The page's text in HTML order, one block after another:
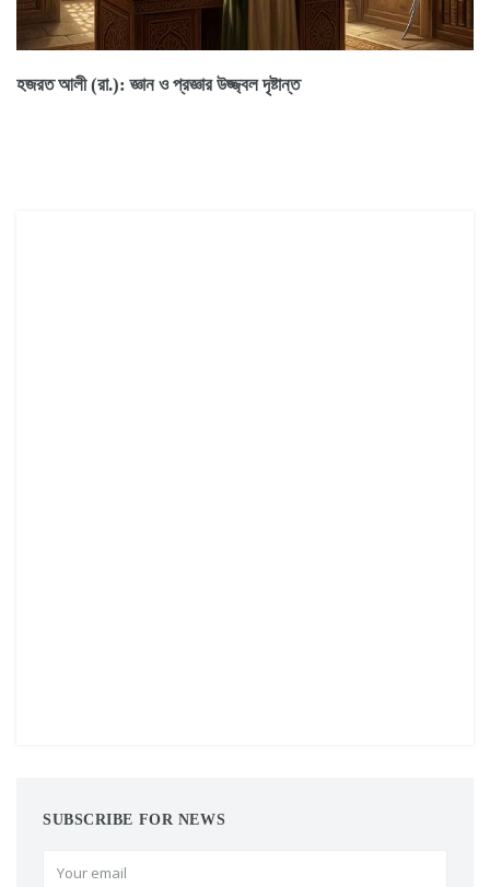
হজরত আলী (রা.): জ্ঞান ও প্রজ্ঞার উজ্জ্বল দৃষ্টান্ত
SUBSCRIBE FOR NEWS